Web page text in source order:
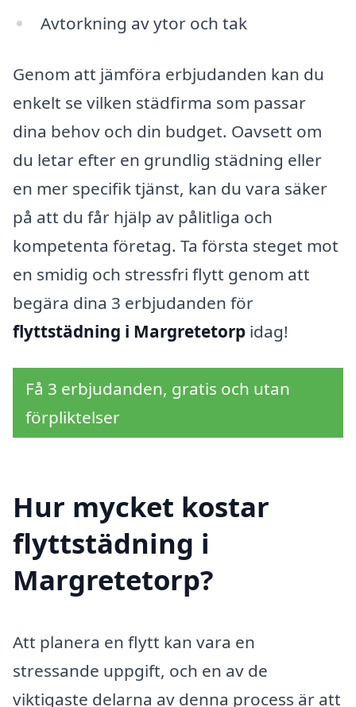
Avtorkning av ytor och tak
Genom att jämföra erbjudanden kan du
enkelt se vilken städfirma som passar
dina behov och din budget. Oavsett om
du letar efter en grundlig städning eller
en mer specifik tjänst, kan du vara säker
på att du får hjälp av pålitliga och
kompetenta företag. Ta första steget mot
en smidig och stressfri flytt genom att
begära dina 3 erbjudanden för
flyttstädning i Margretetorp idag!
Få 3 erbjudanden, gratis och utan
förpliktelser
Hur mycket kostar
flyttstädning i
Margretetorp?
Att planera en flytt kan vara en
stressande uppgift, och en av de
viktigaste delarna av denna process är att